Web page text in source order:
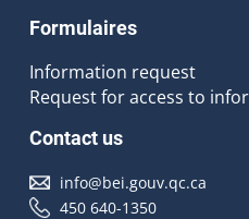
Formulaires
Information request
Request for access to
Contact us
info@bei.gouv.qc.ca
450 640-1350